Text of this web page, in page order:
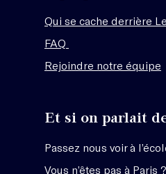
Qui se cache derrière
FAQ
Rejoindre notre équipe
Et si on parlait
Passez nous voir à
Vous n’êtes pas à